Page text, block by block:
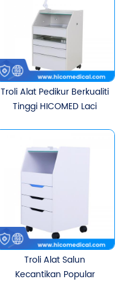
Troli Alat Pedikur Berkualiti
Tinggi HICOMED Laci
Pusat Kesihatan Troli
Mudah Alih Beroda
Troli Alat Salun
Kecantikan Popular